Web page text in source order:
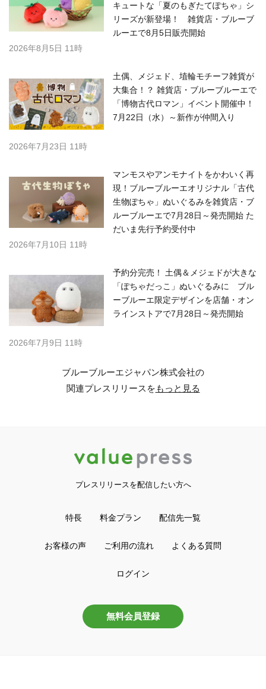
キュートな「夏のもぎたてぽちゃ」シ
リーズが新登場！ 雑貨店・ブルーブ
ルーエで8月5日販売開始
2026年8月5日 11時
土偶、メジェド、埴輪モチーフ雑貨が
大集合！？ 雑貨店・ブルーブルーエで
「博物古代ロマン」イベント開催中！
7月22日（水）～新作が仲間入り
2026年7月23日 11時
マンモスやアンモナイトをかわいく再
現！ブルーブルーエオリジナル「古代
生物ぽちゃ」ぬいぐるみを雑貨店・ブ
ルーブルーエで7月28日～発売開始 た
だいま先行予約受付中
2026年7月10日 11時
予約分完売！ 土偶＆メジェドが大きな
「ぽちゃだっこ」ぬいぐるみに ブル
ーブルーエ限定デザインを店舗・オン
ラインストアで7月28日～発売開始
2026年7月9日 11時
ブルーブルーエジャパン株式会社の
関連プレスリリースをもっと見る
プレスリリースを配信したい方へ
特長 料金プラン 配信先一覧
お客様の声 ご利用の流れ よくある質問
ログイン
無料会員登録